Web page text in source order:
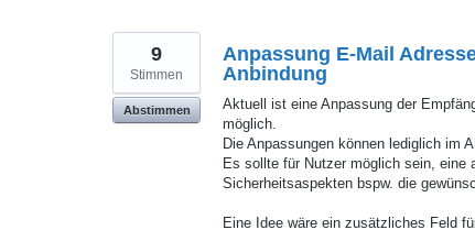
Anpassung E-Mail
Anbindung
Aktuell ist eine Anpassung der
möglich.
Die Anpassungen können lediglich im
Es sollte für Nutzer möglich sein, eine
Sicherheitsaspekten bspw. die
Eine Idee wäre ein zusätzliches Feld
9
Stimmen
Abstimmen